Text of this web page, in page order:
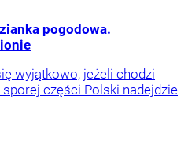
pogodowa.
wyjątkowo, jeżeli chodzi
części Polski nadejdzie